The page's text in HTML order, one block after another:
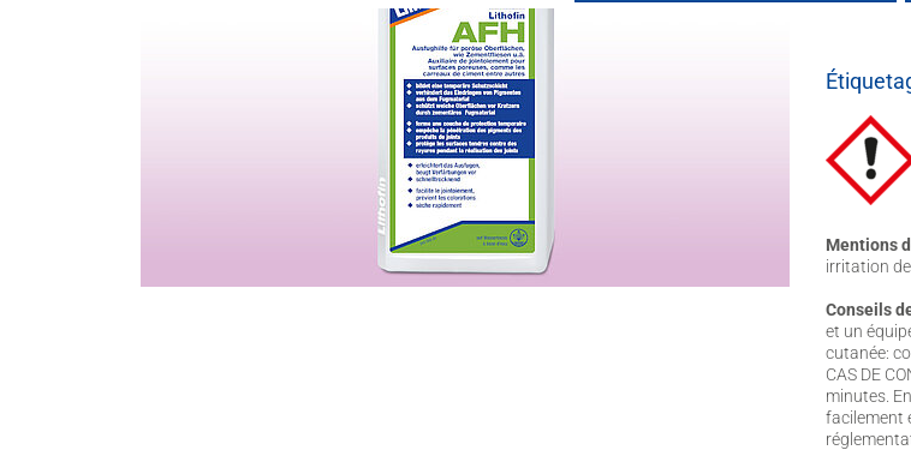
Mentions
irritation
Conseils
et un
cutanée:
CAS DE
minutes.
facilement